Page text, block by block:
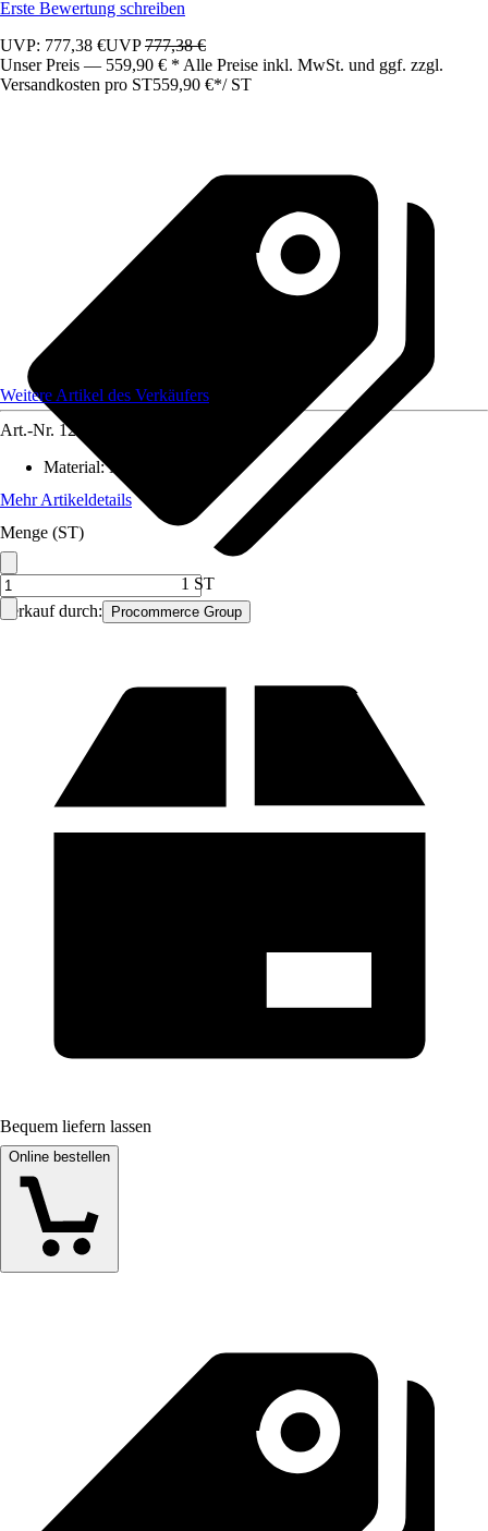
Erste Bewertung schreiben
UVP: 777,38 €UVP777,38 €
Unser Preis — 559,90 € * Alle Preise inkl. MwSt. und ggf. zzgl.
Versandkosten pro ST559,90 €*/ ST
Verkauf durch: Procommerce Group
Weitere Artikel des Verkäufers
Art.-Nr. 12478082
Material:Metall
Mehr Artikeldetails
Menge (ST)
1 ST
Bequem liefern lassen
Online bestellen